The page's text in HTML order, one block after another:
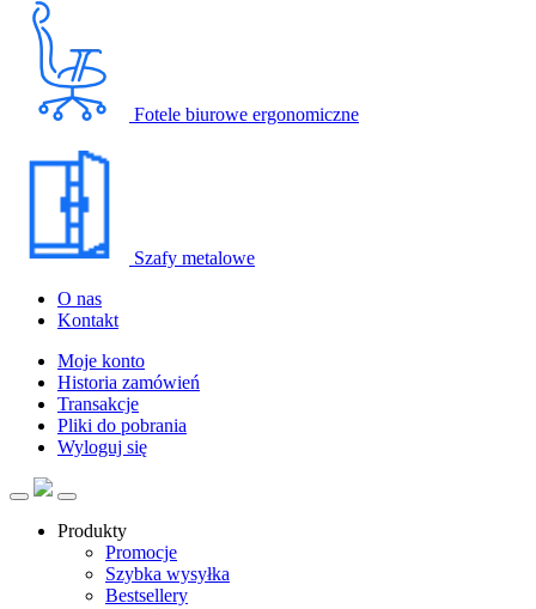
Fotele biurowe ergonomiczne
Szafy metalowe
O nas
Kontakt
Moje konto
Historia zamówień
Transakcje
Pliki do pobrania
Wyloguj się
Produkty
Promocje
Szybka wysyłka
Bestsellery